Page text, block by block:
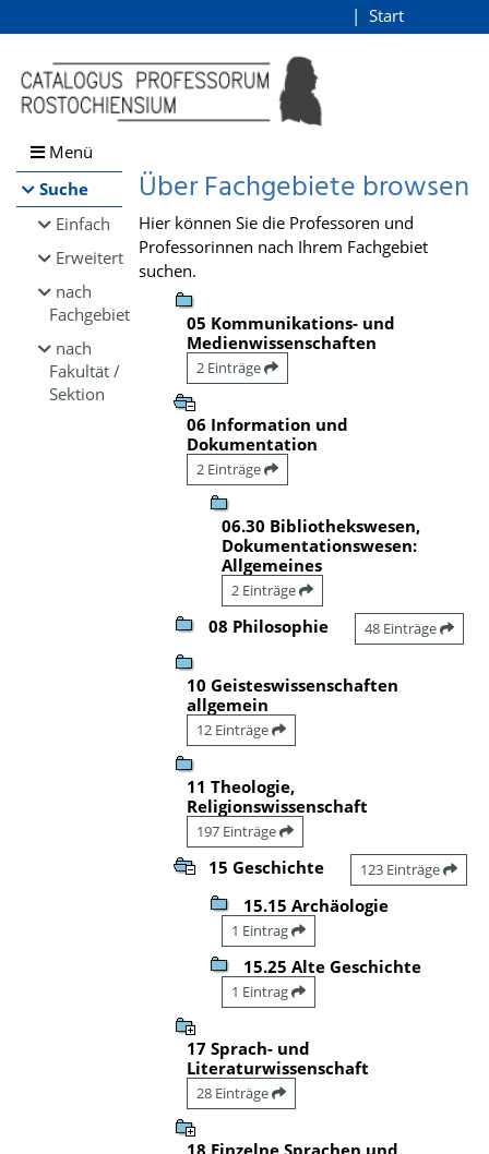
Browsen
direkt zum Inhalt
Start
Menü
Suche
Einfach
Erweitert
nach
Fachgebiet
nach
Fakultät /
Sektion
Über Fachgebiete browsen
Hier können Sie die Professoren und
Professorinnen nach Ihrem Fachgebiet
suchen.
05 Kommunikations- und
Medienwissenschaften
2 Einträge
06 Information und
Dokumentation
2 Einträge
06.30 Bibliothekswesen,
Dokumentationswesen:
Allgemeines
2 Einträge
08 Philosophie 48 Einträge
10 Geisteswissenschaften
allgemein
12 Einträge
11 Theologie,
Religionswissenschaft
197 Einträge
15 Geschichte 123 Einträge
15.15 Archäologie
1 Eintrag
15.25 Alte Geschichte
1 Eintrag
17 Sprach- und
Literaturwissenschaft
28 Einträge
18 Einzelne Sprachen und